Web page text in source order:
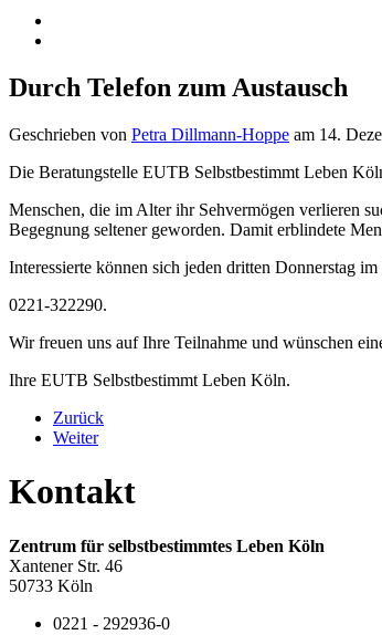
Durch Telefon zum Austausch
Geschrieben von Petra Dillmann-Hoppe am 14.
Die Beratungstelle EUTB Selbstbestimmt Leben
Menschen, die im Alter ihr Sehvermögen verlieren
Begegnung seltener geworden. Damit erblindete
Interessierte können sich jeden dritten Donnerstag
0221-322290.
Wir freuen uns auf Ihre Teilnahme und wünschen
Ihre EUTB Selbstbestimmt Leben Köln.
Zurück
Weiter
Kontakt
Zentrum für selbstbestimmtes Leben Köln
Xantener Str. 46
50733 Köln
0221 - 292936-0